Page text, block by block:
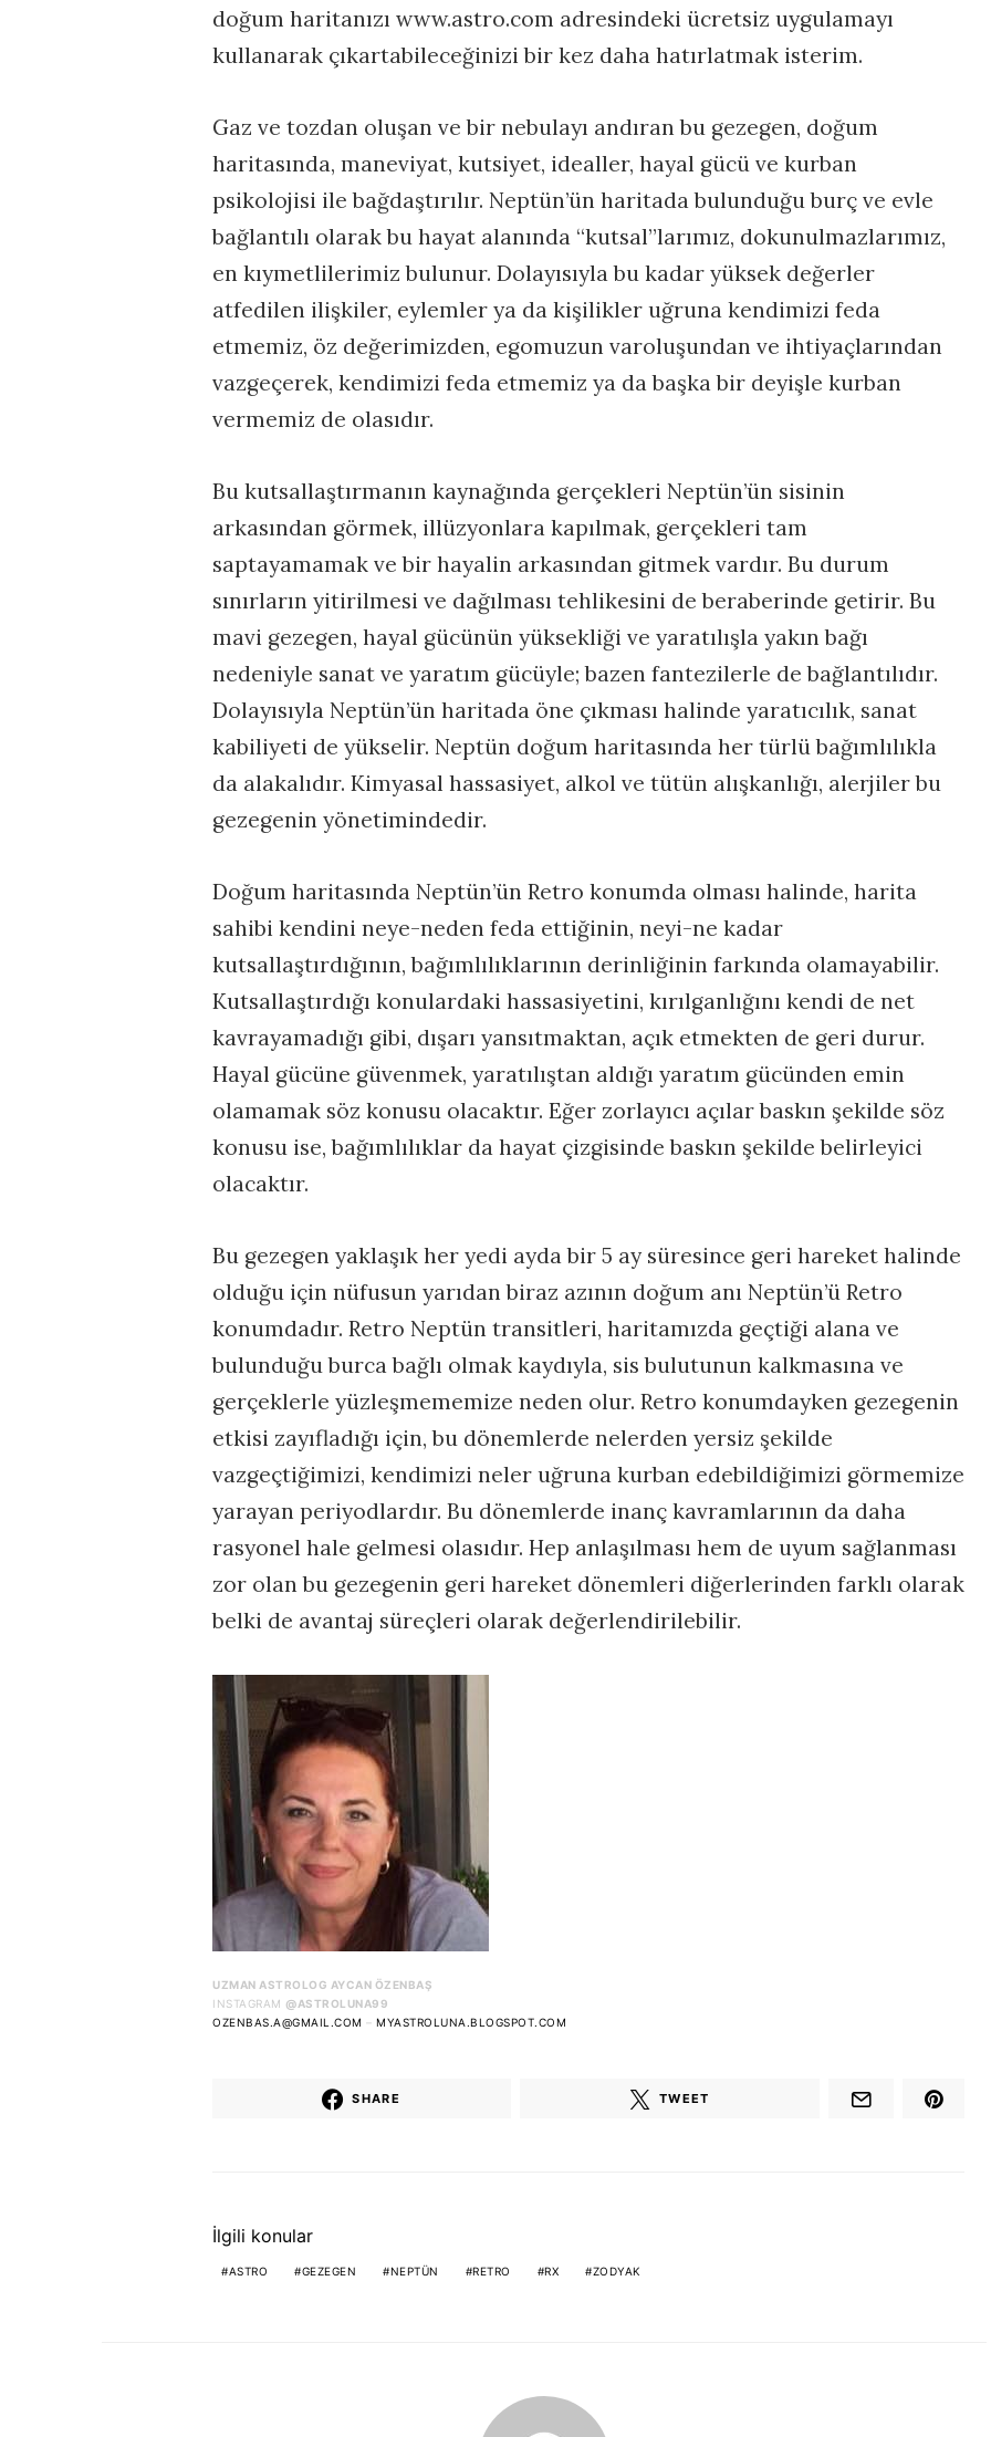
doğum haritanızı www.astro.com adresindeki ücretsiz uygulamayı
kullanarak çıkartabileceğinizi bir kez daha hatırlatmak isterim.
Gaz ve tozdan oluşan ve bir nebulayı andıran bu gezegen, doğum
haritasında, maneviyat, kutsiyet, idealler, hayal gücü ve kurban
psikolojisi ile bağdaştırılır. Neptün’ün haritada bulunduğu burç ve evle
bağlantılı olarak bu hayat alanında “kutsal”larımız, dokunulmazlarımız,
en kıymetlilerimiz bulunur. Dolayısıyla bu kadar yüksek değerler
atfedilen ilişkiler, eylemler ya da kişilikler uğruna kendimizi feda
etmemiz, öz değerimizden, egomuzun varoluşundan ve ihtiyaçlarından
vazgeçerek, kendimizi feda etmemiz ya da başka bir deyişle kurban
vermemiz de olasıdır.
Bu kutsallaştırmanın kaynağında gerçekleri Neptün’ün sisinin
arkasından görmek, illüzyonlara kapılmak, gerçekleri tam
saptayamamak ve bir hayalin arkasından gitmek vardır. Bu durum
sınırların yitirilmesi ve dağılması tehlikesini de beraberinde getirir. Bu
mavi gezegen, hayal gücünün yüksekliği ve yaratılışla yakın bağı
nedeniyle sanat ve yaratım gücüyle; bazen fantezilerle de bağlantılıdır.
Dolayısıyla Neptün’ün haritada öne çıkması halinde yaratıcılık, sanat
kabiliyeti de yükselir. Neptün doğum haritasında her türlü bağımlılıkla
da alakalıdır. Kimyasal hassasiyet, alkol ve tütün alışkanlığı, alerjiler bu
gezegenin yönetimindedir.
Doğum haritasında Neptün’ün Retro konumda olması halinde, harita
sahibi kendini neye-neden feda ettiğinin, neyi-ne kadar
kutsallaştırdığının, bağımlılıklarının derinliğinin farkında olamayabilir.
Kutsallaştırdığı konulardaki hassasiyetini, kırılganlığını kendi de net
kavrayamadığı gibi, dışarı yansıtmaktan, açık etmekten de geri durur.
Hayal gücüne güvenmek, yaratılıştan aldığı yaratım gücünden emin
olamamak söz konusu olacaktır. Eğer zorlayıcı açılar baskın şekilde söz
konusu ise, bağımlılıklar da hayat çizgisinde baskın şekilde belirleyici
olacaktır.
Bu gezegen yaklaşık her yedi ayda bir 5 ay süresince geri hareket halinde
olduğu için nüfusun yarıdan biraz azının doğum anı Neptün’ü Retro
konumdadır. Retro Neptün transitleri, haritamızda geçtiği alana ve
bulunduğu burca bağlı olmak kaydıyla, sis bulutunun kalkmasına ve
gerçeklerle yüzleşmememize neden olur. Retro konumdayken gezegenin
etkisi zayıfladığı için, bu dönemlerde nelerden yersiz şekilde
vazgeçtiğimizi, kendimizi neler uğruna kurban edebildiğimizi görmemize
yarayan periyodlardır. Bu dönemlerde inanç kavramlarının da daha
rasyonel hale gelmesi olasıdır. Hep anlaşılması hem de uyum sağlanması
zor olan bu gezegenin geri hareket dönemleri diğerlerinden farklı olarak
belki de avantaj süreçleri olarak değerlendirilebilir.
UZMAN ASTROLOG AYCAN ÖZENBAŞ
INSTAGRAM @ASTROLUNA99
OZENBAS.A@GMAIL.COM – MYASTROLUNA.BLOGSPOT.COM
SHARE TWEET
İlgili konular
ASTRO GEZEGEN NEPTÜN RETRO RX ZODYAK